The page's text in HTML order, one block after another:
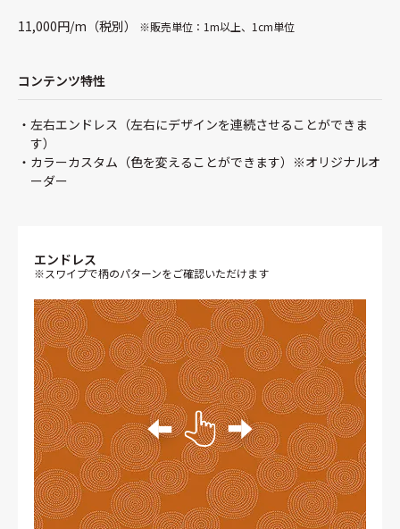
11,000円/m（税別）
※販売単位：1m以上、1cm単位
コンテンツ特性
左右エンドレス（左右にデザインを連続させることができま
す）
カラーカスタム（色を変えることができます）※オリジナルオ
ーダー
エンドレス
※スワイプで柄のパターンをご確認いただけます